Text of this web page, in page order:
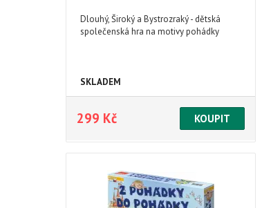
Dlouhý, Široký a Bystrozraký - dětská
společenská hra na motivy pohádky
SKLADEM
299 Kč